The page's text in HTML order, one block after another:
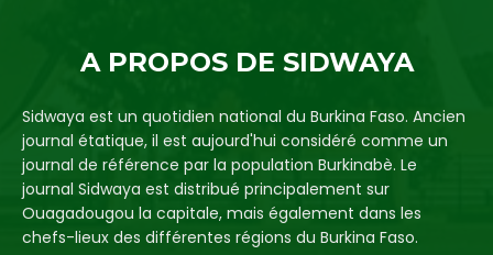
A PROPOS DE SIDWAYA
Sidwaya est un quotidien national du Burkina Faso. Ancien
journal étatique, il est aujourd'hui considéré comme un
journal de référence par la population Burkinabè. Le
journal Sidwaya est distribué principalement sur
Ouagadougou la capitale, mais également dans les
chefs-lieux des différentes régions du Burkina Faso.